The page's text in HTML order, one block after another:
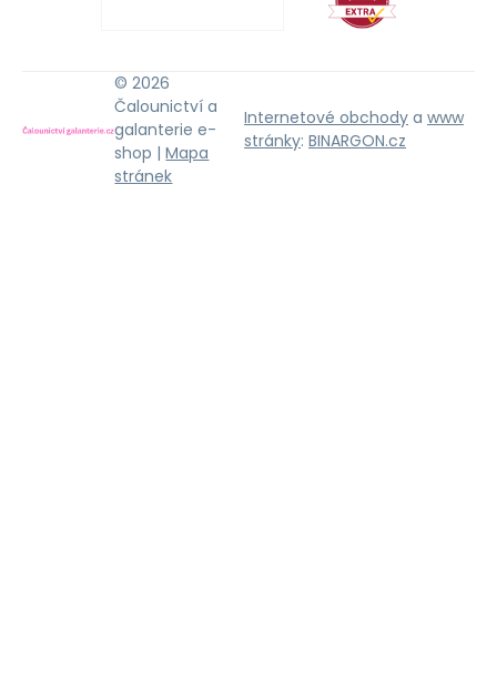
© 2026
Čalounictví a
galanterie e-
shop |Mapa
stránek
Internetové obchody a www
stránky: BINARGON.cz